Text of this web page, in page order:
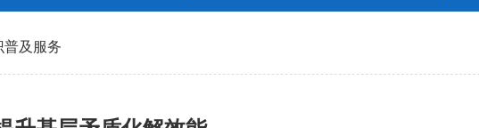
普及服务